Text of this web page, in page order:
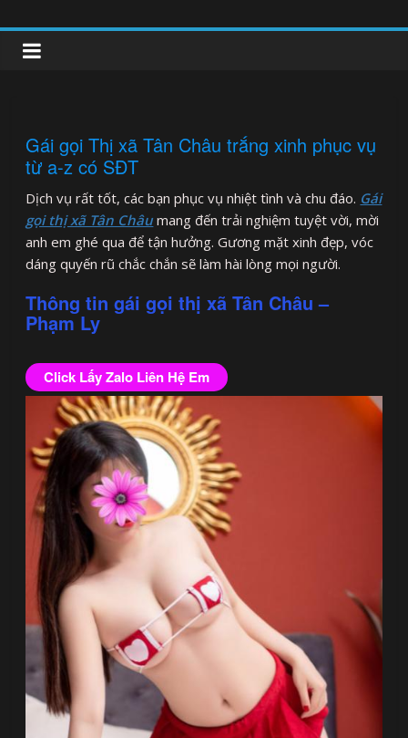
to
content
clipnonglive.com
Gái gọi Thị xã Tân Châu trắng xinh phục vụ
từ a-z có SĐT
Dịch vụ rất tốt, các bạn phục vụ nhiệt tình và chu đáo. Gái
gọi thị xã Tân Châumang đến trải nghiệm tuyệt vời, mời
anh em ghé qua để tận hưởng. Gương mặt xinh đẹp, vóc
dáng quyến rũ chắc chắn sẽ làm hài lòng mọi người.
Thông tin gái gọi thị xã Tân Châu –
Phạm Ly
Click Lấy Zalo Liên Hệ Em